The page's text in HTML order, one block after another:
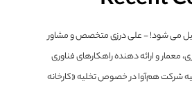
می شود! - علی درزی متخصص و مشاور
معمار و ارائه دهنده راهکارهای فناوری
شرکت هم‌آوا در خصوص تخلیه «کارخانه